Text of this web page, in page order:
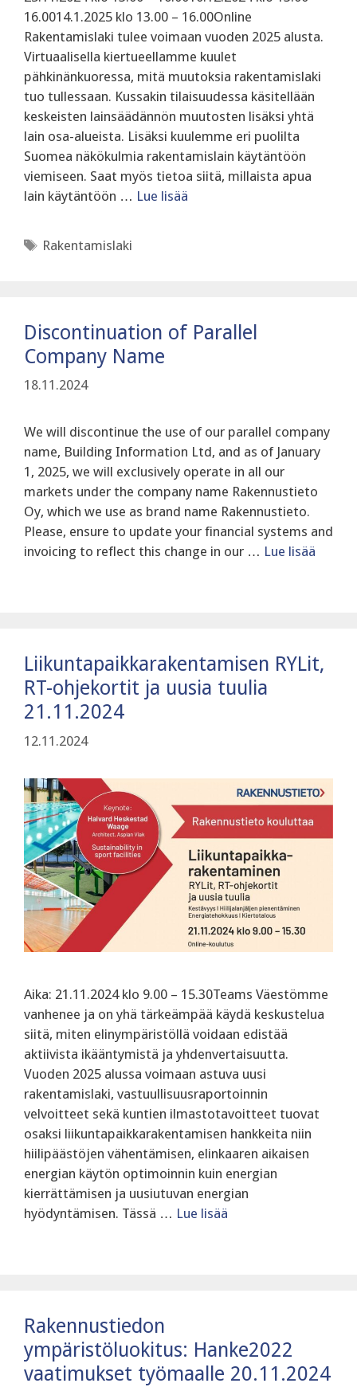
16.0014.1.2025 klo 13.00 – 16.00Online
Rakentamislaki tulee voimaan vuoden 2025 alusta.
Virtuaalisella kiertueellamme kuulet
pähkinänkuoressa, mitä muutoksia rakentamislaki
tuo tullessaan. Kussakin tilaisuudessa käsitellään
keskeisten lainsäädännön muutosten lisäksi yhtä
lain osa-alueista. Lisäksi kuulemme eri puolilta
Suomea näkökulmia rakentamislain käytäntöön
viemiseen. Saat myös tietoa siitä, millaista apua
lain käytäntöön … Lue lisää
Avainsanat
Rakentamislaki
Discontinuation of Parallel
Company Name
18.11.2024
We will discontinue the use of our parallel company
name, Building Information Ltd, and as of January
1, 2025, we will exclusively operate in all our
markets under the company name Rakennustieto
Oy, which we use as brand name Rakennustieto.
Please, ensure to update your financial systems and
invoicing to reflect this change in our … Lue lisää
Liikuntapaikkarakentamisen RYLit,
RT-ohjekortit ja uusia tuulia
21.11.2024
12.11.2024
Aika: 21.11.2024 klo 9.00 – 15.30Teams Väestömme
vanhenee ja on yhä tärkeämpää käydä keskustelua
siitä, miten elinympäristöllä voidaan edistää
aktiivista ikääntymistä ja yhdenvertaisuutta.
Vuoden 2025 alussa voimaan astuva uusi
rakentamislaki, vastuullisuusraportoinnin
velvoitteet sekä kuntien ilmastotavoitteet tuovat
osaksi liikuntapaikkarakentamisen hankkeita niin
hiilipäästöjen vähentämisen, elinkaaren aikaisen
energian käytön optimoinnin kuin energian
kierrättämisen ja uusiutuvan energian
hyödyntämisen. Tässä … Lue lisää
Rakennustiedon
ympäristöluokitus: Hanke2022
vaatimukset työmaalle 20.11.2024